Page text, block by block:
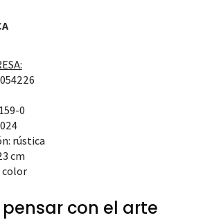
0
rústica
cm
color
con el arte